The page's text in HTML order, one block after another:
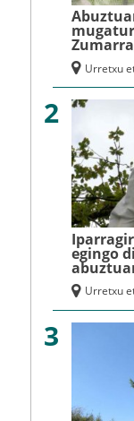
Urretxu
2
egingo
Urretxu
3